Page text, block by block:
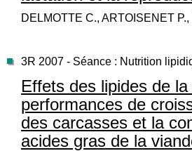
DELMOTTE C., ARTOISENET
3R 2007 - Séance : Nutrition
Effets des lipides de
performances de
des carcasses et la
acides gras de la